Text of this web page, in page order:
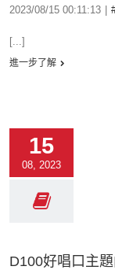
2023/08/15 00:11:13
[...]
進一步了解
15
08, 2023
D100好唱口主